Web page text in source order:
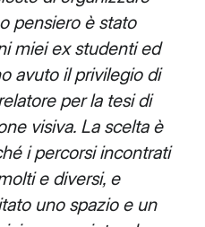
pensiero è stato
miei ex studenti ed
avuto il privilegio di
per la tesi di
visiva. La scelta è
i percorsi incontrati
e diversi, e
uno spazio e un